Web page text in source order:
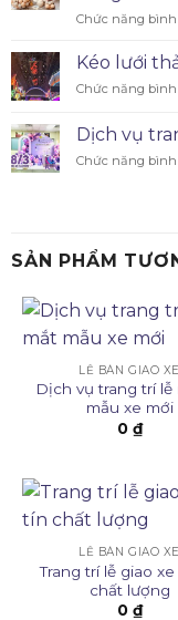
Chức năng
Kéo lưới
Chức năng
Dịch vụ
Chức năng
SẢN PHẨM
LỄ BÀN GIAO XE
Dịch vụ trang trí lễ
mẫu xe mới
0 ₫
LỄ BÀN GIAO XE
Trang trí lễ giao
chất lượng
0 ₫